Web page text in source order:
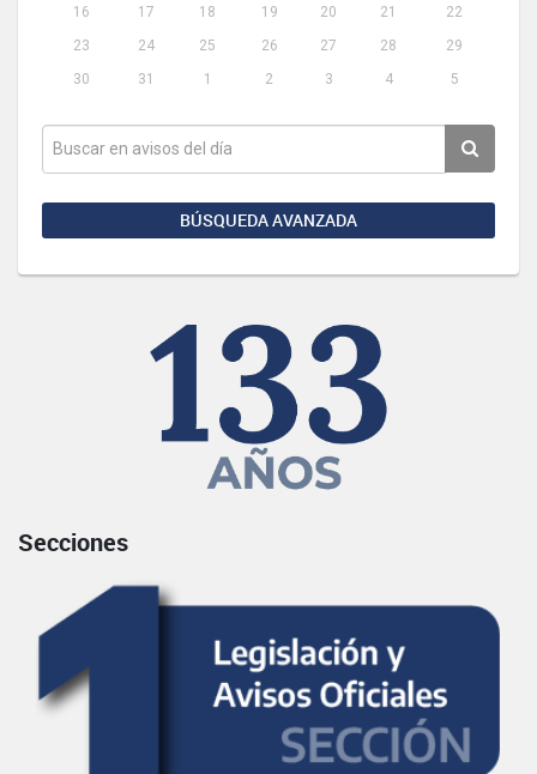
16
17 18 19 20 21
22
23
24 25 26 27 28
29
30
31 1 2 3 4 5
BÚSQUEDA AVANZADA
Secciones